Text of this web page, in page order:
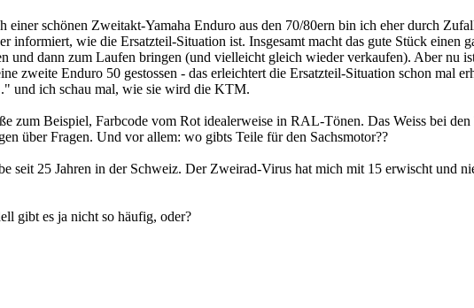
einer schönen Zweitakt-Yamaha Enduro aus den 70/80ern bin ich eher durch
informiert, wie die Ersatzteil-Situation ist. Insgesamt macht das gute Stück einen
dann zum Laufen bringen (und vielleicht gleich wieder verkaufen). Aber nu
zweite Enduro 50 gestossen - das erleichtert die Ersatzteil-Situation schon mal
und ich schau mal, wie sie wird die KTM.
zum Beispiel, Farbcode vom Rot idealerweise in RAL-Tönen. Das Weiss bei
über Fragen. Und vor allem: wo gibts Teile für den Sachsmotor??
seit 25 Jahren in der Schweiz. Der Zweirad-Virus hat mich mit 15 erwischt und
gibt es ja nicht so häufig, oder?